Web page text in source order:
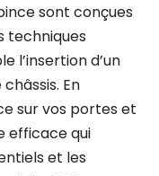
sont conçues
techniques
l’insertion d’un
En
sur vos portes et
efficace qui
et les